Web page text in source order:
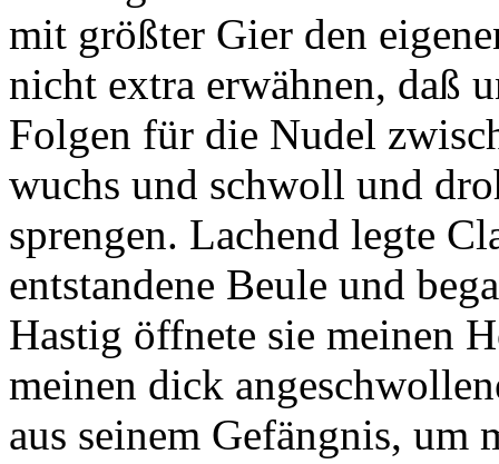
mit größter Gier den
nicht extra erwähnen, daß
Folgen für die Nudel
wuchs und schwoll und
sprengen. Lachend legte
entstandene Beule und
Hastig öffnete sie meinen
meinen dick
aus seinem Gefängnis,